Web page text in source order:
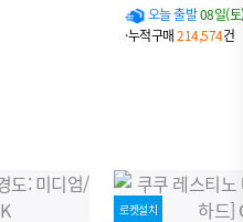
오늘 출발08일(토
·누적구매214,574건
로켓설치